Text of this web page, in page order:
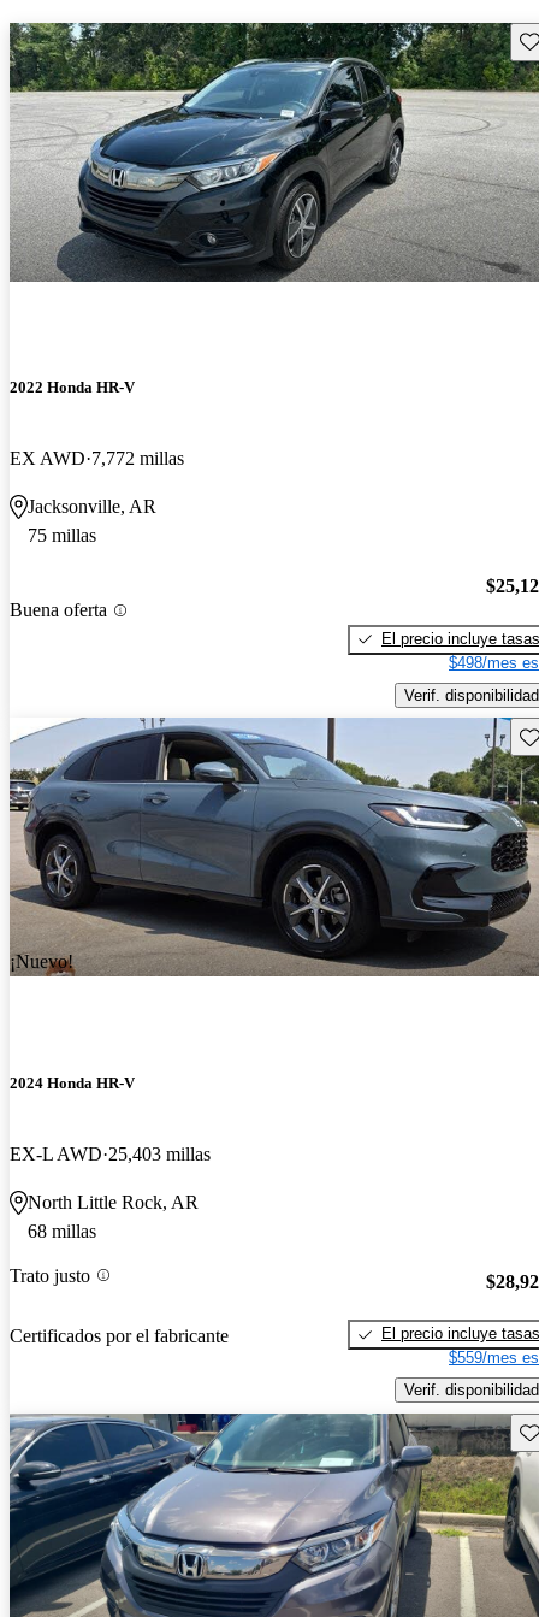
2022 Honda HR-V
EX AWD 7,772 millas
Jacksonville, AR
75 millas
Buena oferta
El precio incluye tasas
$498/mes
Verif. disponibilidad
¡Nuevo!
2024 Honda HR-V
EX-L AWD 25,403 millas
North Little Rock, AR
68 millas
Trato justo
Certificados por el fabricante
El precio incluye tasas
$559/mes
Verif. disponibilidad